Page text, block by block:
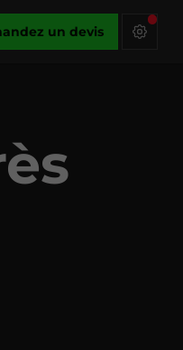
un devis